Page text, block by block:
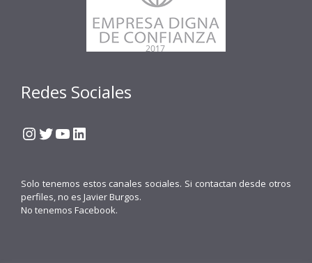
Redes Sociales
Instagram
Twitter
YouTube
LinkedIn
Solo tenemos estos canales sociales. Si contactan desde otros
perfiles, no es Javier Burgos.
No tenemos Facebook.